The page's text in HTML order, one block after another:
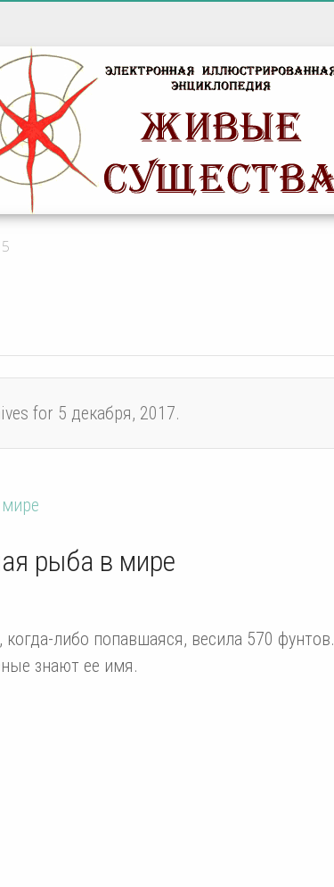
5
for 5 декабря, 2017.
рыба в мире
либо попавшаяся, весила 570 фунтов.
знают ее имя.